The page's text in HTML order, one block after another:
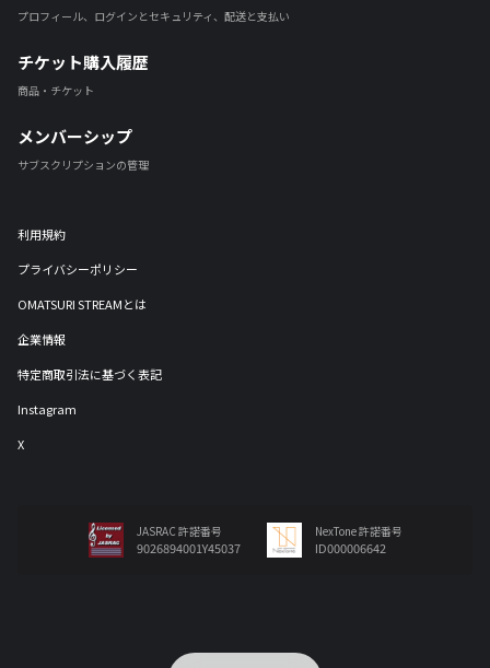
プロフィール、ログインとセキュリティ、配送と支払い
チケット購入履歴
商品・チケット
メンバーシップ
サブスクリプションの管理
利用規約
プライバシーポリシー
OMATSURI STREAMとは
企業情報
特定商取引法に基づく表記
Instagram
X
JASRAC 許諾番号
9026894001Y45037
NexTone 許諾番号
ID000006642